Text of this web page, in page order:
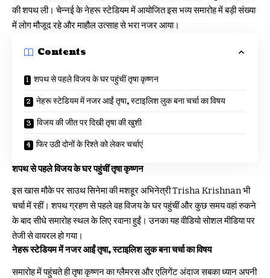
की शपथ ली। चेन्नई के नेहरू स्टेडियम में आयोजित इस भव्य समारोह में बड़ी संख्या
में लोग मौजूद रहे और माहौल उत्साह से भरा नजर आया।
Contents
शपथ से पहले विजय के घर पहुंचीं तृषा कृष्णन
नेहरू स्टेडियम में नजर आईं तृषा, स्टाइलिश लुक बना चर्चा का विषय
विजय की जीत पर दिखी तृषा की खुशी
फिर उठी दोनों के रिश्ते को लेकर चर्चाएं
शपथ से पहले विजय के घर पहुंचीं तृषा कृष्णन
इस खास मौके पर साउथ सिनेमा की मशहूर अभिनेत्री Trisha Krishnan भी
चर्चा में रहीं। शपथ ग्रहण से पहले वह विजय के घर पहुंचीं और कुछ समय वहां रुकने
के बाद सीधे समारोह स्थल के लिए रवाना हुईं। उनका यह वीडियो सोशल मीडिया पर
तेजी से वायरल हो गया।
नेहरू स्टेडियम में नजर आईं तृषा, स्टाइलिश लुक बना चर्चा का विषय
समारोह में पहुंचते ही तृषा कृष्णन का ग्लैमरस और एलिगेंट अंदाज सबका ध्यान अपनी